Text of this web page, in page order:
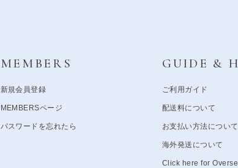
MEMBERS
新規会員登録
MEMBERSページ
パスワードを忘れたら
GUIDE &
ご利用ガイド
配送料について
お支払い方法について
海外発送について
Click here for